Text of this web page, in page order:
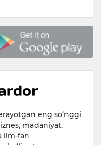
eng so‘nggi
madaniyat,
ilm-fan